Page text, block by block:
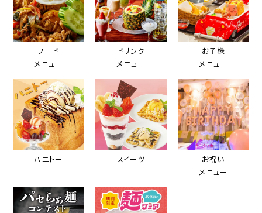
フード
メニュー
ドリンク
メニュー
お子様
メニュー
ハニトー スイーツ
お祝い
メニュー